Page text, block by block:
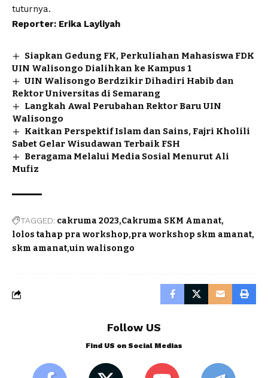
tuturnya.
Reporter: Erika Layliyah
Siapkan Gedung FK, Perkuliahan Mahasiswa FDK
UIN Walisongo Dialihkan ke Kampus 1
UIN Walisongo Berdzikir Dihadiri Habib dan
Rektor Universitas di Semarang
Langkah Awal Perubahan Rektor Baru UIN
Walisongo
Kaitkan Perspektif Islam dan Sains, Fajri Kholili
Sabet Gelar Wisudawan Terbaik FSH
Beragama Melalui Media Sosial Menurut Ali
Mufiz
TAGGED: cakruma 2023 Cakruma SKM Amanat
lolos tahap pra workshop pra workshop skm amanat
skm amanat uin walisongo
Follow US
Find US on Social Medias